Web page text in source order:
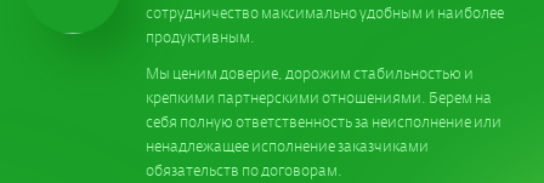
сотрудничество максимально удобным и наиболее
продуктивным.
Мы ценим доверие, дорожим стабильностью и
крепкими партнерскими отношениями. Берем на
себя полную ответственность за неисполнение или
ненадлежащее исполнение заказчиками
обязательств по договорам.